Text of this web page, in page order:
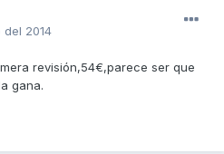
del 2014
revisión,54€,parece ser que
gana.